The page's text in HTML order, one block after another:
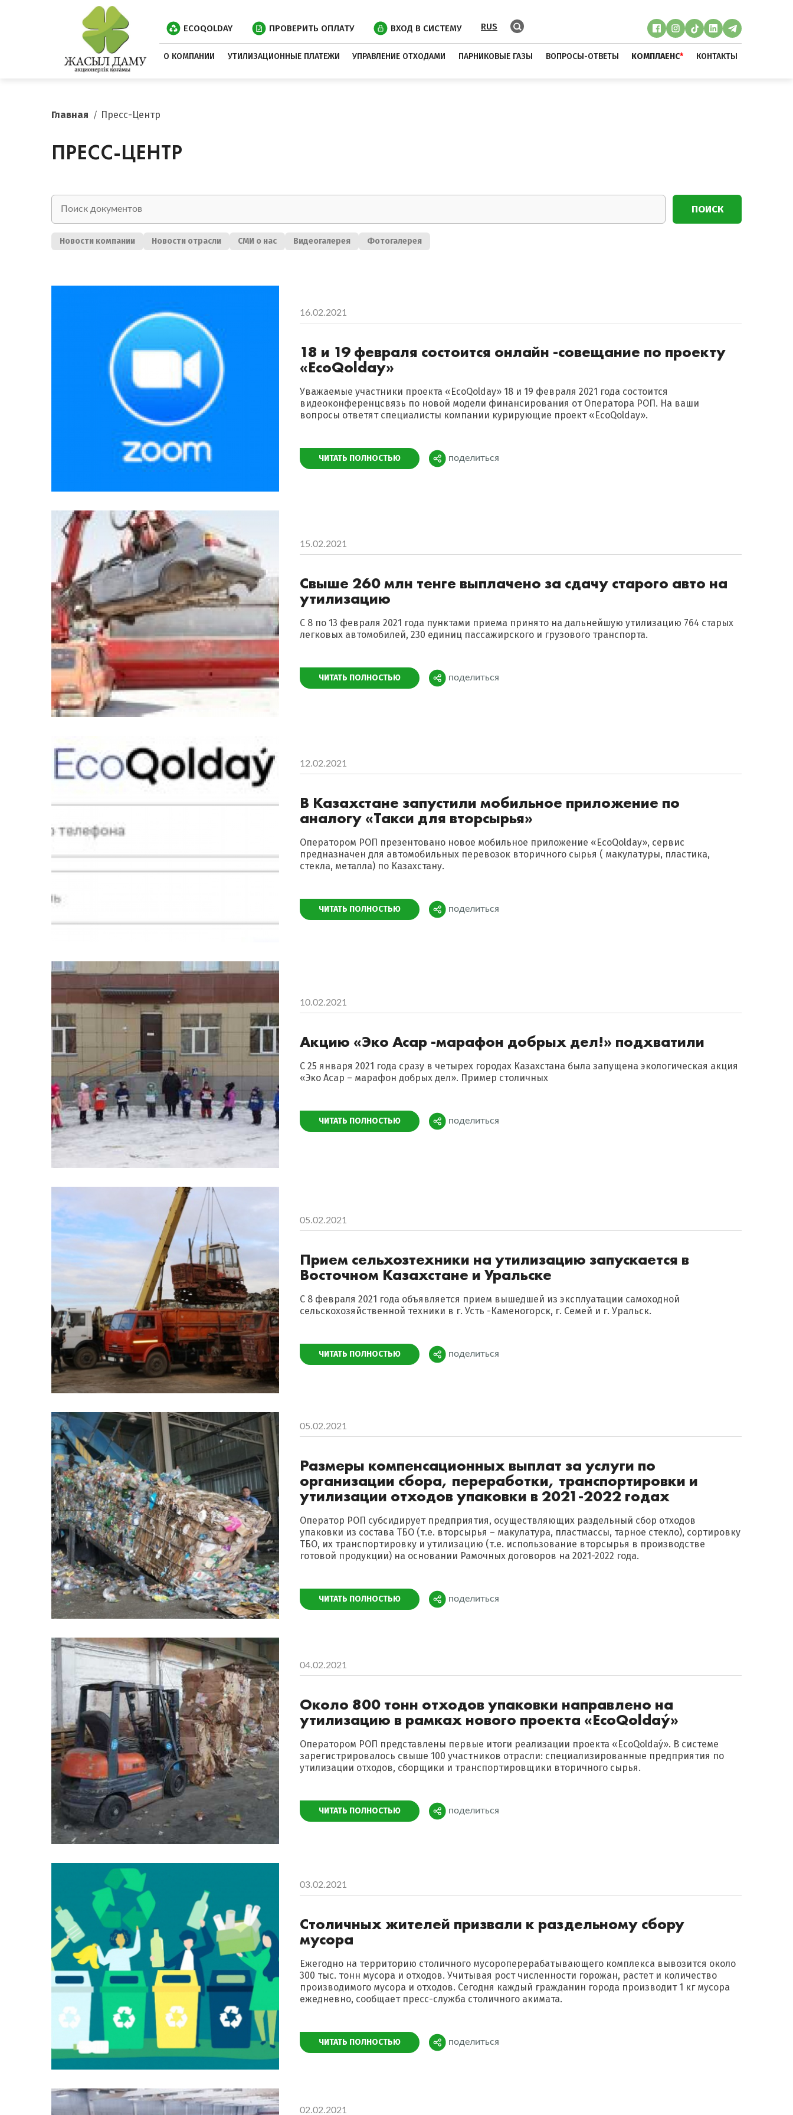
ECOQOLDAY ПРОВЕРИТЬ ОПЛАТУ ВХОД В СИСТЕМУ RUS
О КОМПАНИИ УТИЛИЗАЦИОННЫЕ ПЛАТЕЖИ УПРАВЛЕНИЕ ОТХОДАМИ ПАРНИКОВЫЕ ГАЗЫ ВОПРОСЫ-ОТВЕТЫ КОМПЛАЕНС* КОНТАКТЫ
Главная Пресс-Центр
ПРЕСС-ЦЕНТР
ПОИСК
Новости компании Новости отрасли СМИ о нас Видеогалерея Фотогалерея
16.02.2021
18 и 19 февраля состоится онлайн -совещание по проекту
«EcoQolday»
Уважаемые участники проекта «EcoQolday» 18 и 19 февраля 2021 года состоится
видеоконференцсвязь по новой модели финансирования от Оператора РОП. На ваши
вопросы ответят специалисты компании курирующие проект «EcoQolday».
ЧИТАТЬ ПОЛНОСТЬЮ Поделиться
поделиться
15.02.2021
Свыше 260 млн тенге выплачено за сдачу старого авто на
утилизацию
С 8 по 13 февраля 2021 года пунктами приема принято на дальнейшую утилизацию 764 старых
легковых автомобилей, 230 единиц пассажирского и грузового транспорта.
ЧИТАТЬ ПОЛНОСТЬЮ Поделиться
поделиться
12.02.2021
В Казахстане запустили мобильное приложение по
аналогу «Такси для вторсырья»
Оператором РОП презентовано новое мобильное приложение «EcoQolday», сервис
предназначен для автомобильных перевозок вторичного сырья ( макулатуры, пластика,
стекла, металла) по Казахстану.
ЧИТАТЬ ПОЛНОСТЬЮ Поделиться
поделиться
10.02.2021
Акцию «Эко Асар -марафон добрых дел!» подхватили
С 25 января 2021 года сразу в четырех городах Казахстана была запущена экологическая акция
«Эко Асар – марафон добрых дел». Пример столичных
ЧИТАТЬ ПОЛНОСТЬЮ Поделиться
поделиться
05.02.2021
Прием сельхозтехники на утилизацию запускается в
Восточном Казахстане и Уральске
С 8 февраля 2021 года объявляется прием вышедшей из эксплуатации самоходной
сельскохозяйственной техники в г. Усть -Каменогорск, г. Семей и г. Уральск.
ЧИТАТЬ ПОЛНОСТЬЮ Поделиться
поделиться
05.02.2021
Размеры компенсационных выплат за услуги по
организации сбора, переработки, транспортировки и
утилизации отходов упаковки в 2021-2022 годах
Оператор РОП субсидирует предприятия, осуществляющих раздельный сбор отходов
упаковки из состава ТБО (т.е. вторсырья – макулатура, пластмассы, тарное стекло), сортировку
ТБО, их транспортировку и утилизацию (т.е. использование вторсырья в производстве
готовой продукции) на основании Рамочных договоров на 2021-2022 года.
ЧИТАТЬ ПОЛНОСТЬЮ Поделиться
поделиться
04.02.2021
Около 800 тонн отходов упаковки направлено на
утилизацию в рамках нового проекта «EсoQoldaý»
Оператором РОП представлены первые итоги реализации проекта «EсoQoldaý». В системе
зарегистрировалось свыше 100 участников отрасли: специализированные предприятия по
утилизации отходов, сборщики и транспортировщики вторичного сырья.
ЧИТАТЬ ПОЛНОСТЬЮ Поделиться
поделиться
03.02.2021
Столичных жителей призвали к раздельному сбору
мусора
Ежегодно на территорию столичного мусороперерабатывающего комплекса вывозится около
300 тыс. тонн мусора и отходов. Учитывая рост численности горожан, растет и количество
производимого мусора и отходов. Сегодня каждый гражданин города производит 1 кг мусора
ежедневно, сообщает пресс-служба столичного акимата.
ЧИТАТЬ ПОЛНОСТЬЮ Поделиться
поделиться
02.02.2021